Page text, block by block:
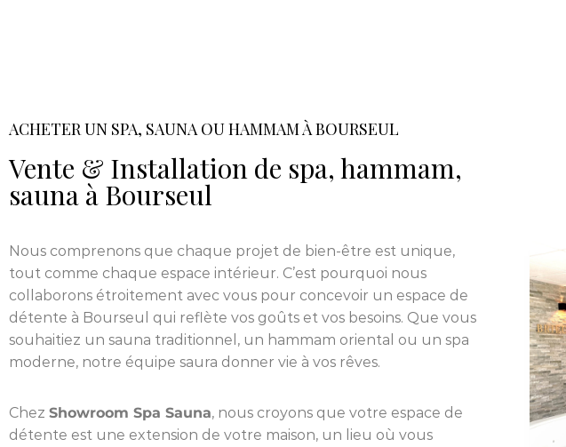
ACHETER UN SPA, SAUNA OU HAMMAM À BOURSEUL
Vente & Installation de spa, hammam,
sauna à Bourseul
Nous comprenons que chaque projet de bien-être est unique,
tout comme chaque espace intérieur. C’est pourquoi nous
collaborons étroitement avec vous pour concevoir un espace de
détente à Bourseul qui reflète vos goûts et vos besoins. Que vous
souhaitiez un sauna traditionnel, un hammam oriental ou un spa
moderne, notre équipe saura donner vie à vos rêves.
Chez Showroom Spa Sauna, nous croyons que votre espace de
détente est une extension de votre maison, un lieu où vous